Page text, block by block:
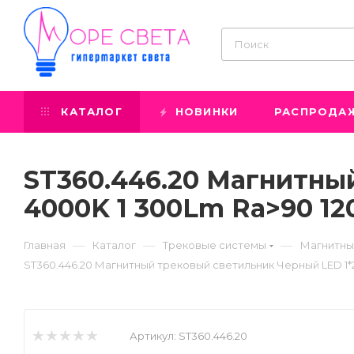
КАТАЛОГ НОВИНКИ
ST360.446.20
4000K 1 300Lm Ra>90
Главная — Каталог — Трековые системы —
ST360.446.20 Магнитный трековый светильник Черный LED
Артикул: ST360.446.20